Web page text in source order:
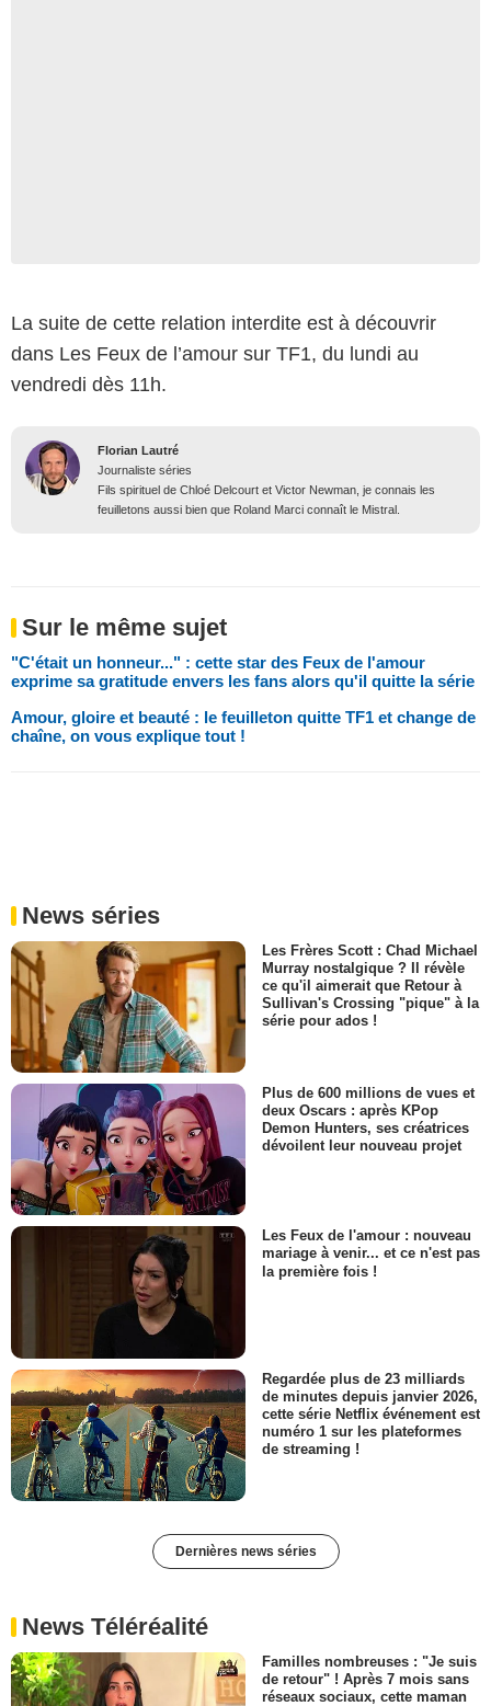
La suite de cette relation interdite est à découvrir
dans Les Feux de l’amour sur TF1, du lundi au
vendredi dès 11h.
Florian Lautré
Journaliste séries
Fils spirituel de Chloé Delcourt et Victor Newman, je connais les
feuilletons aussi bien que Roland Marci connaît le Mistral.
Sur le même sujet
"C'était un honneur..." : cette star des Feux de l'amour
exprime sa gratitude envers les fans alors qu'il quitte la série
Amour, gloire et beauté : le feuilleton quitte TF1 et change de
chaîne, on vous explique tout !
News séries
Les Frères Scott : Chad Michael
Murray nostalgique ? Il révèle
ce qu'il aimerait que Retour à
Sullivan's Crossing "pique" à la
série pour ados !
Plus de 600 millions de vues et
deux Oscars : après KPop
Demon Hunters, ses créatrices
dévoilent leur nouveau projet
Les Feux de l'amour : nouveau
mariage à venir... et ce n'est pas
la première fois !
Regardée plus de 23 milliards
de minutes depuis janvier 2026,
cette série Netflix événement est
numéro 1 sur les plateformes
de streaming !
Dernières news séries
News Téléréalité
Familles nombreuses : "Je suis
de retour" ! Après 7 mois sans
réseaux sociaux, cette maman